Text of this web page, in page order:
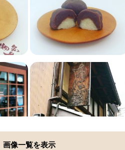
画像一覧を表示